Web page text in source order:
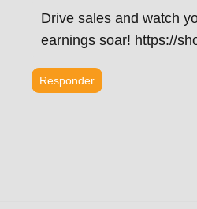
Drive sales and watch
earnings soar! https://
Responder